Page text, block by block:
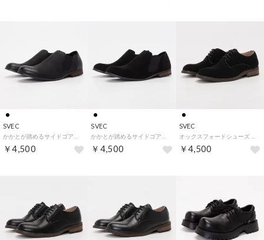
SVEC
￥4,500
SVEC
￥4,500
SVEC
￥4,500